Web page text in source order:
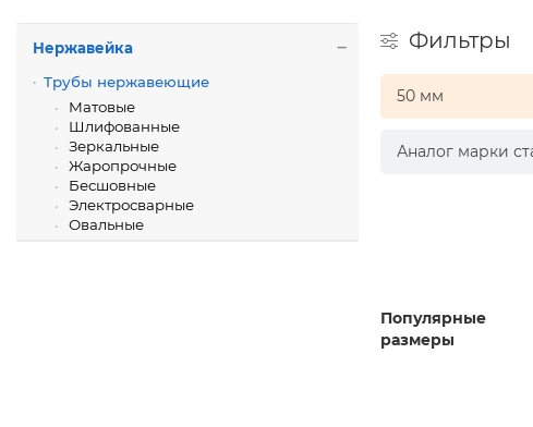
Нержавейка
Трубы нержавеющие
Матовые
Шлифованные
Зеркальные
Жаропрочные
Бесшовные
Электросварные
Овальные
Фильтры
50 мм
Аналог марки
Популярные
размеры